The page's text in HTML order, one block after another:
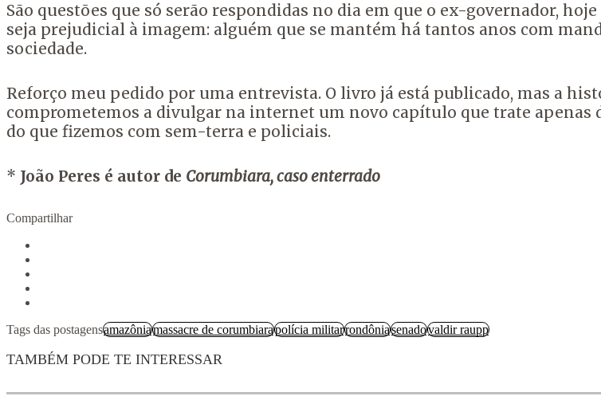
São questões que só serão respondidas no dia em que o ex-governador,
seja prejudicial à imagem: alguém que se mantém há tantos anos com
sociedade.
Reforço meu pedido por uma entrevista. O livro já está publicado, mas a
comprometemos a divulgar na internet um novo capítulo que trate apenas
do que fizemos com sem-terra e policiais.
* João Peres é autor de Corumbiara, caso enterrado
Compartilhar
Tags das postagensamazôniamassacre de corumbiarapolícia militarrondôniasenadovaldir raupp
TAMBÉM PODE TE INTERESSAR